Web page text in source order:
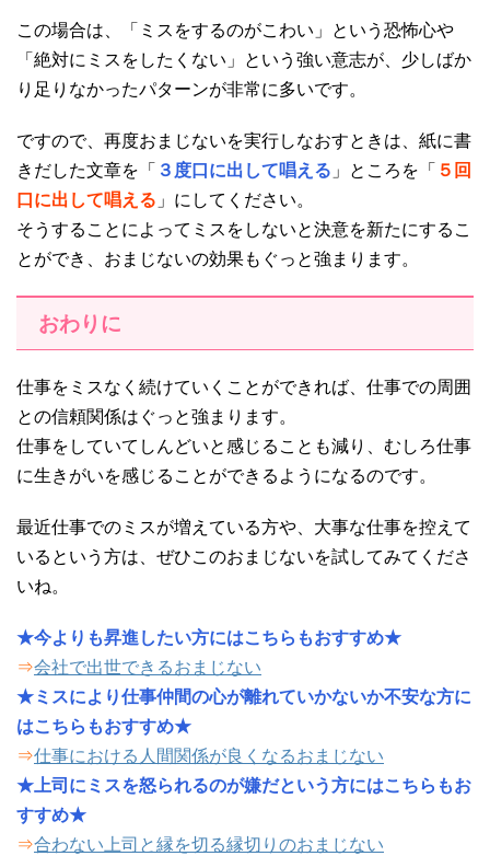
この場合は、「ミスをするのがこわい」という恐怖心や
「絶対にミスをしたくない」という強い意志が、少しばか
り足りなかったパターンが非常に多いです。
ですので、再度おまじないを実行しなおすときは、紙に書
きだした文章を「 ３度口に出して唱える 」ところを「 ５回
口に出して唱える 」にしてください。
そうすることによってミスをしないと決意を新たにするこ
とができ、おまじないの効果もぐっと強まります。
おわりに
仕事をミスなく続けていくことができれば、仕事での周囲
との信頼関係はぐっと強まります。
仕事をしていてしんどいと感じることも減り、むしろ仕事
に生きがいを感じることができるようになるのです。
最近仕事でのミスが増えている方や、大事な仕事を控えて
いるという方は、ぜひこのおまじないを試してみてくださ
いね。
★今よりも昇進したい方にはこちらもおすすめ★
⇒会社で出世できるおまじない
★ミスにより仕事仲間の心が離れていかないか不安な方に
はこちらもおすすめ★
⇒仕事における人間関係が良くなるおまじない
★上司にミスを怒られるのが嫌だという方にはこちらもお
すすめ★
⇒合わない上司と縁を切る縁切りのおまじない